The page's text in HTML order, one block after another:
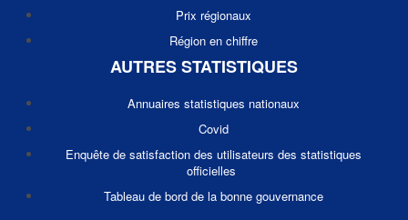
Prix régionaux
Région en chiffre
AUTRES STATISTIQUES
Annuaires statistiques nationaux
Covid
Enquête de satisfaction des utilisateurs des statistiques
officielles
Tableau de bord de la bonne gouvernance